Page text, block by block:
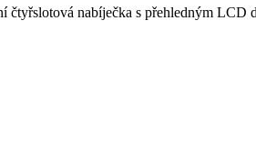
nabíječka s přehledným